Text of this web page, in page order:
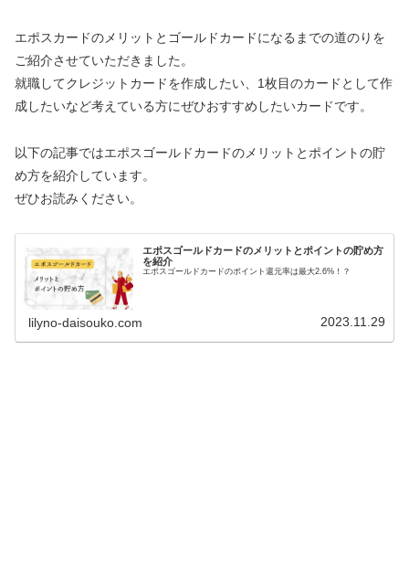
エポスカードのメリットとゴールドカードになるまでの道のりを
ご紹介させていただきました。
就職してクレジットカードを作成したい、1枚目のカードとして作
成したいなど考えている方にぜひおすすめしたいカードです。
以下の記事ではエポスゴールドカードのメリットとポイントの貯
め方を紹介しています。
ぜひお読みください。
エポスゴールドカードのメリットとポイントの貯め方
を紹介
エポスゴールドカードのポイント還元率は最大2.6%！？
lilyno-daisouko.com 2023.11.29